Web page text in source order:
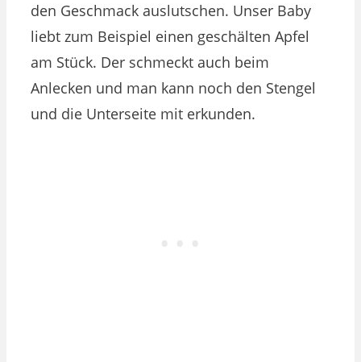
den Geschmack auslutschen. Unser Baby
liebt zum Beispiel einen geschälten Apfel
am Stück. Der schmeckt auch beim
Anlecken und man kann noch den Stengel
und die Unterseite mit erkunden.